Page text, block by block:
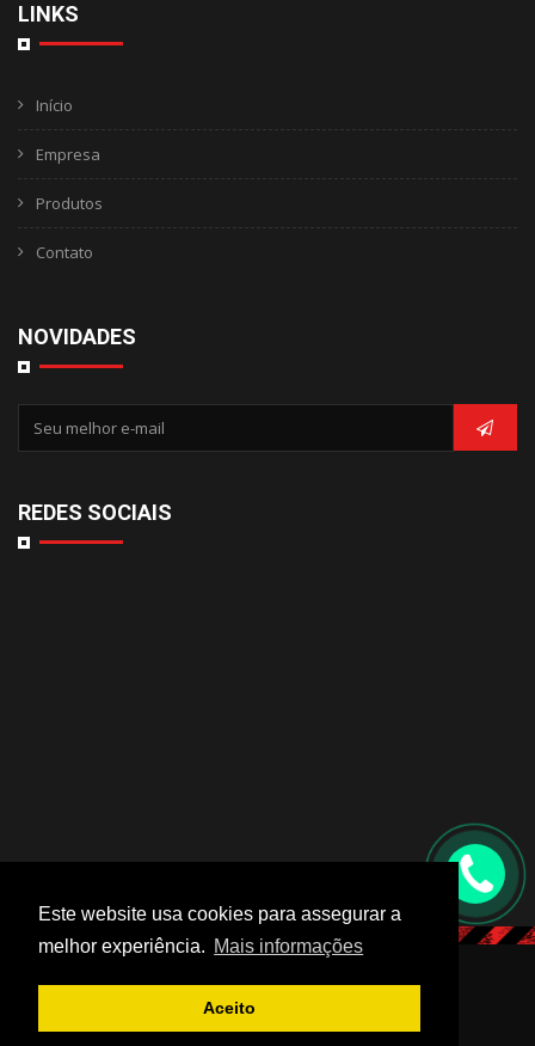
Este website usa cookies para assegurar a
melhor experiência. Mais informações
Aceito
LINKS
Início
Empresa
Produtos
Contato
NOVIDADES
REDES SOCIAIS
© 2019 Comabe. Todos os direitos reservados.